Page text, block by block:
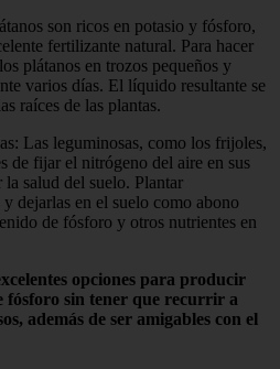
son ricos en potasio y fósforo,
fertilizante natural. Para hacer
plátanos en trozos pequeños y
varios días. El líquido resultante se
raíces de las plantas.
Las leguminosas, como los frijoles,
de fijar el nitrógeno del aire en sus
salud del suelo. Plantar
dejarlas en el suelo como abono
de fósforo y otros nutrientes en
opciones para producir
fósforo sin tener que recurrir a
además de ser amigables con el